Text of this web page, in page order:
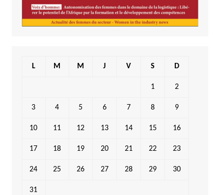
L M M J V S D
1 2
3 4 5 6 7 8 9
10 11 12 13 14 15 16
17 18 19 20 21 22 23
24 25 26 27 28 29 30
31